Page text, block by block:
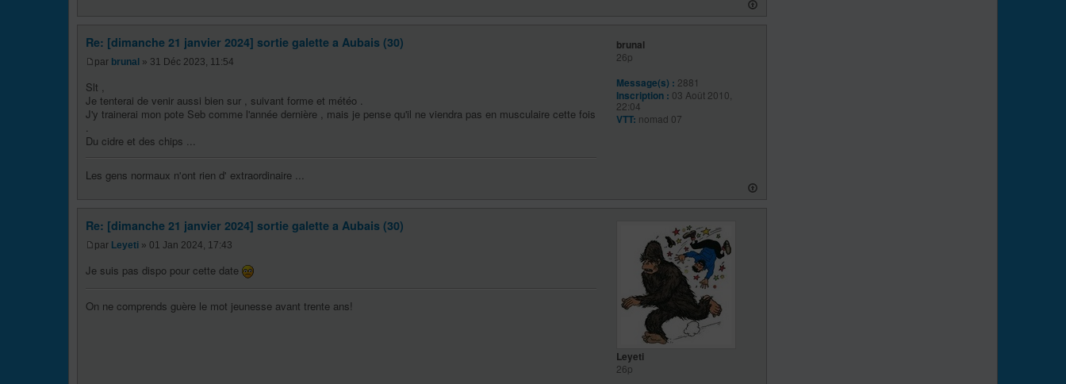
Re: [dimanche 21 janvier 2024] sortie galette a Aubais (30)
par brunal » 31 Déc 2023, 11:54
Slt ,
Je tenterai de venir aussi bien sur , suivant forme et météo .
J'y trainerai mon pote Seb comme l'année dernière , mais je pense qu'il ne viendra pas en musculaire cette fois
.
Du cidre et des chips ...
Les gens normaux n'ont rien d' extraordinaire ...
brunal
26p
Message(s) : 2881
Inscription : 03 Août 2010,
22:04
VTT: nomad 07
Re: [dimanche 21 janvier 2024] sortie galette a Aubais (30)
par Leyeti » 01 Jan 2024, 17:43
Je suis pas dispo pour cette date
On ne comprends guère le mot jeunesse avant trente ans!
Leyeti
26p